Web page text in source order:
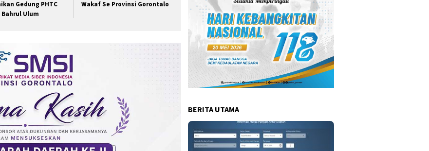
Gedung PHTC
Bahrul Ulum
Wakaf Se Provinsi Gorontalo
BERITA UTAMA